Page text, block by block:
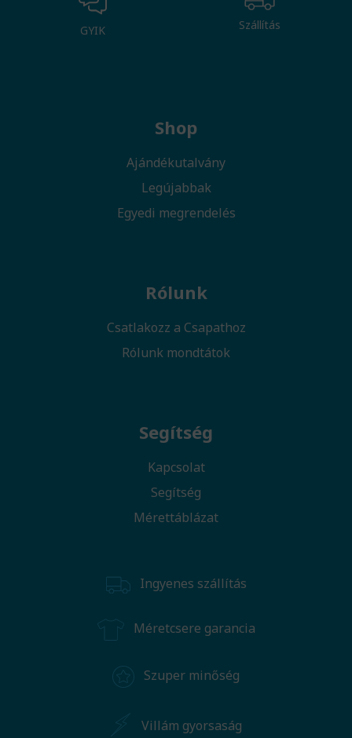
GYIK Szállítás
Shop
Ajándékutalvány
Legújabbak
Egyedi megrendelés
Rólunk
Csatlakozz a Csapathoz
Rólunk mondtátok
Segítség
Kapcsolat
Segítség
Mérettáblázat
Ingyenes szállítás
Méretcsere garancia
Szuper minőség
Villám gyorsaság